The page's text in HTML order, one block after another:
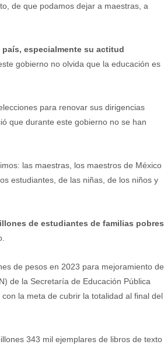
de que podamos dejar a maestras, a
especialmente su actitud
gobierno no olvida que la educación es
para renovar sus dirigencias
que durante este gobierno no se han
las maestras, los maestros de México
estudiantes, de las niñas, de los niños y
de estudiantes de familias pobres
de pesos en 2023 para mejoramiento de
de la Secretaría de Educación Pública
la meta de cubrir la totalidad al final del
343 mil ejemplares de libros de texto